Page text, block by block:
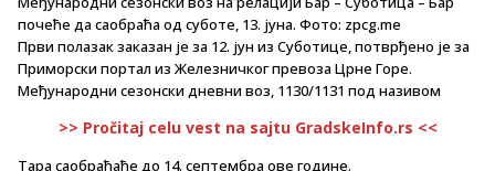
почеће да саобраћа од суботе, 13. јуна. Фото: zpcg.me
Први полазак заказан је за 12. јун из Суботице, потврђено је за
Приморски портал из Железничког превоза Црне Горе.
Међународни сезонски дневни воз, 1130/1131 под називом
>> Pročitaj celu vest na sajtu GradskeInfo.rs <<
Тара саобраћаће до 14. септембра ове године.